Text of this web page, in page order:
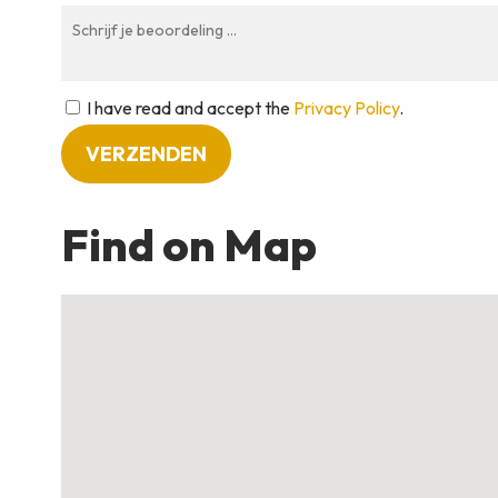
I have read and accept the Privacy Policy.
Find on Map